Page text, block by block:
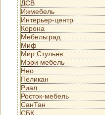
ДСВ
Ижмебель
Интерьер-центр
Корона
Мебельград
Миф
Мир Стульев
Мэри мебель
Нео
Пеликан
Риал
Росток-мебель
СанТан
СБК